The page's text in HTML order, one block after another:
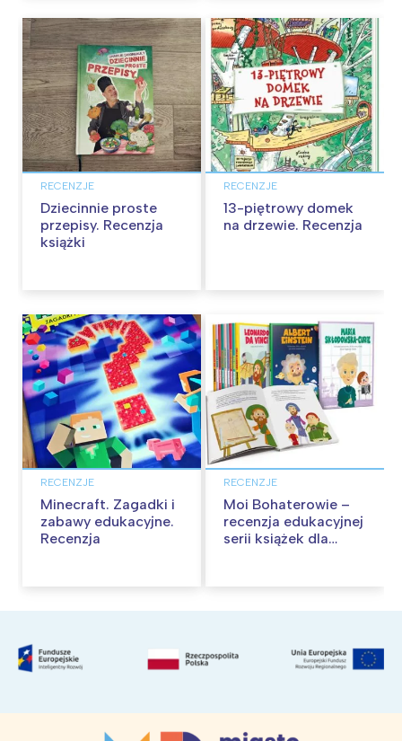
RECENZJE
Dziecinnie proste
przepisy. Recenzja
książki
RECENZJE
13-piętrowy domek
na drzewie. Recenzja
RECENZJE
Minecraft. Zagadki i
zabawy edukacyjne.
Recenzja
RECENZJE
Moi Bohaterowie –
recenzja edukacyjnej
serii książek dla